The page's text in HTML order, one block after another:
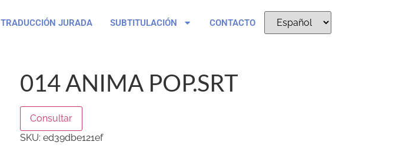
TRADUCCIÓN JURADA SUBTITULACIÓN CONTACTO
014 ANIMA POP.SRT
Consultar
SKU: ed39dbe121ef